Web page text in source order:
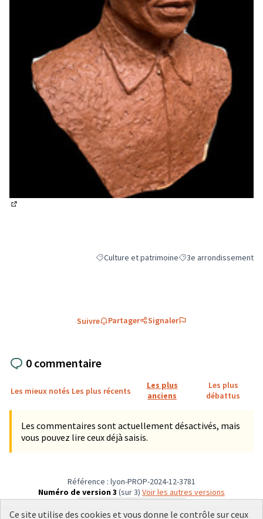
Filtrer les résultats de la catégorie : Culture et
Culture et patrimoineFiltrer les résultats
3e arrondissement
Suivre Partager Signaler
0 commentaire
Les mieux notés Les plus récents
Les plus
anciens
Les plus
débattus
Les commentaires sont actuellement désactivés, mais
vous pouvez lire ceux déjà saisis.
Référence : lyon-PROP-2024-12-3781
Numéro de version 3 (sur 3)
voir les autres versions
Vérifiez l'empreinte numérique
Ce site utilise des cookies et vous donne le contrôle sur ceux